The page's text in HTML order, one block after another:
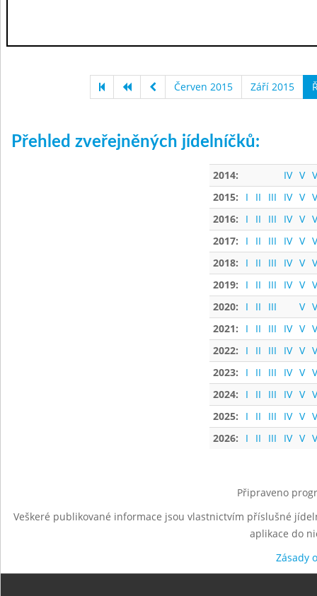
Červen 2015 Září 2015
Přehled zveřejněných jídelníčků:
2014: IV V
2015:
I II III IV V
2016:
I II III IV V
2017:
I II III IV V
2018:
I II III IV V
2019:
I II III IV V
2020:
I II III V
2021:
I II III IV V
2022:
I II III IV V
2023:
I II III IV V
2024:
I II III IV V
2025:
I II III IV V
2026:
I II III IV V
Připraveno
Veškeré publikované informace jsou vlastnictvím příslušné
aplikace do
Zásady